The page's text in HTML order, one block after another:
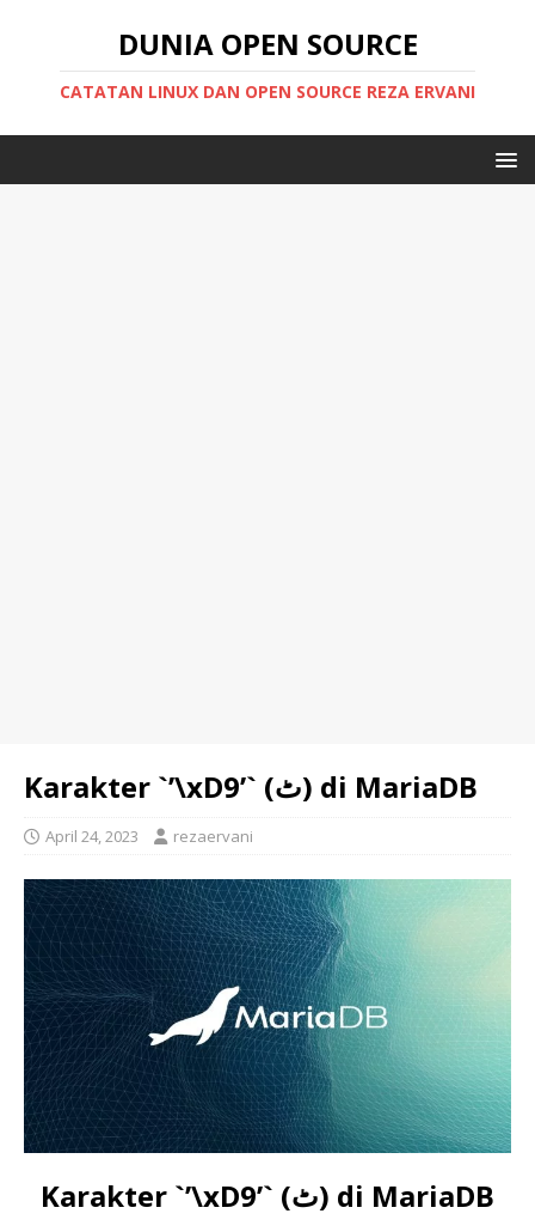
DUNIA OPEN SOURCE
CATATAN LINUX DAN OPEN SOURCE REZA ERVANI
Karakter `’\xD9’` (ٹ) di MariaDB
April 24, 2023 rezaervani
Karakter `’\xD9’` (ٹ) di MariaDB